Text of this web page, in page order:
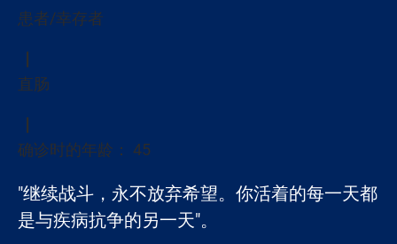
患者/幸存者
直肠
确诊时的年龄： 45
"继续战斗，永不放弃希望。你活着的每一天都
是与疾病抗争的另一天"。